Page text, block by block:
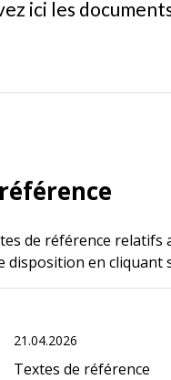
ici les
de référence
disposition en cliquant
21.04.2026
Textes de référence